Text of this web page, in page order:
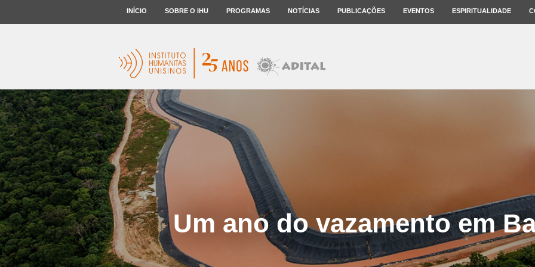
INÍCIO SOBRE O IHU PROGRAMAS NOTÍCIAS PUBLICAÇÕES EVENTOS ESPIRITUALIDADE
Um ano do vazamento em